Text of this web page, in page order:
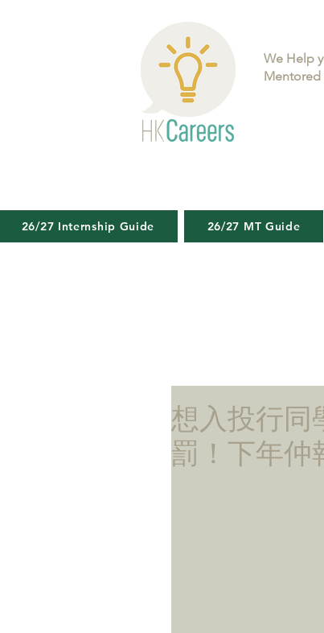
We Help
Mentored
26/27 Internship Guide 26/27 MT Guide
想入投行同
罰！下年仲